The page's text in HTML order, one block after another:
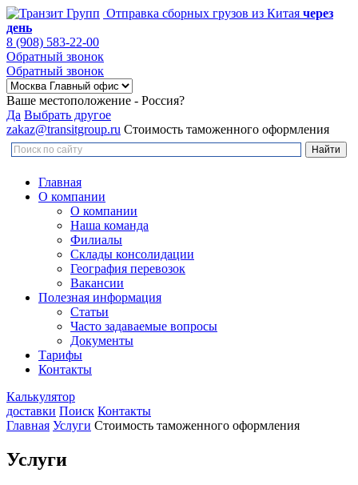
Отправка сборных грузов из Китая через
день
8 (908) 583-22-00
Обратный звонок
Обратный звонок
Ваше местоположение - Россия?
Да Выбрать другое
zakaz@transitgroup.ru Стоимость таможенного оформления
Главная
О компании
О компании
Наша команда
Филиалы
Склады консолидации
География перевозок
Вакансии
Полезная информация
Статьи
Часто задаваемые вопросы
Документы
Тарифы
Контакты
Калькулятор
доставки Поиск Контакты
Главная Услуги Стоимость таможенного оформления
Услуги